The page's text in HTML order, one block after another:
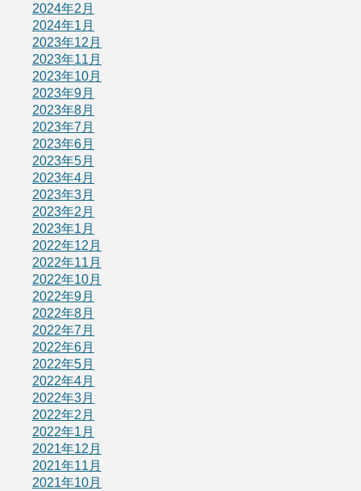
2024年2月
2024年1月
2023年12月
2023年11月
2023年10月
2023年9月
2023年8月
2023年7月
2023年6月
2023年5月
2023年4月
2023年3月
2023年2月
2023年1月
2022年12月
2022年11月
2022年10月
2022年9月
2022年8月
2022年7月
2022年6月
2022年5月
2022年4月
2022年3月
2022年2月
2022年1月
2021年12月
2021年11月
2021年10月